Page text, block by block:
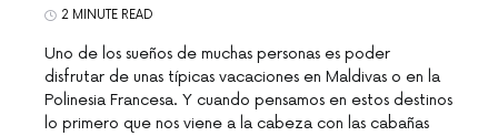
2 MINUTE READ
Uno de los sueños de muchas personas es poder
disfrutar de unas típicas vacaciones en Maldivas o en la
Polinesia Francesa. Y cuando pensamos en estos destinos
lo primero que nos viene a la cabeza con las cabañas